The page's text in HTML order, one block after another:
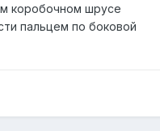
коробочном шрусе
пальцем по боковой